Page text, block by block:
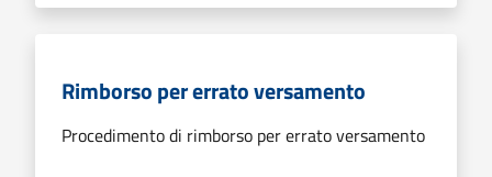
Rimborso per errato versamento
Procedimento di rimborso per errato versamento